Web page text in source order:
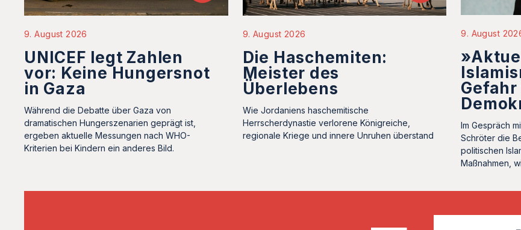
9. August 2026
UNICEF legt Zahlen
vor: Keine Hungersnot
in Gaza
Während die Debatte über Gaza von
dramatischen Hungerszenarien geprägt ist,
ergeben aktuelle Messungen nach WHO-
Kriterien bei Kindern ein anderes Bild.
9. August 2026
Die Haschemiten:
Meister des
Überlebens
Wie Jordaniens haschemitische
Herrscherdynastie verlorene Königreiche,
regionale Kriege und innere Unruhen überstand
9. August
Im Gespräch
Schröter die
politischen
Maßnahmen,